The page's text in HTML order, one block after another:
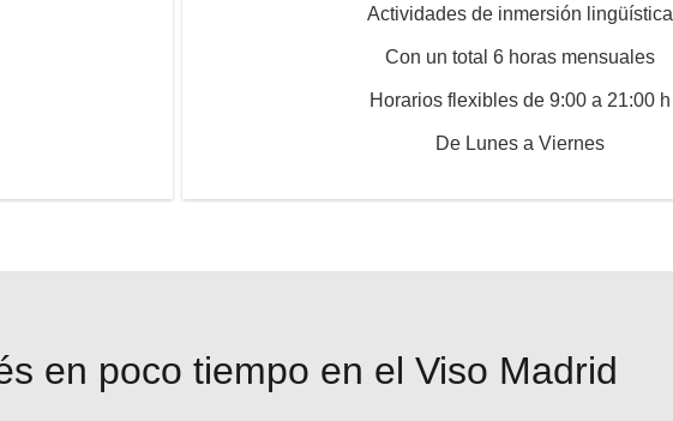
Actividades de inmersión lingüística
Con un total 6 horas mensuales
Horarios flexibles de 9:00 a 21:00 h
De Lunes a Viernes
en poco tiempo en el Viso Madrid